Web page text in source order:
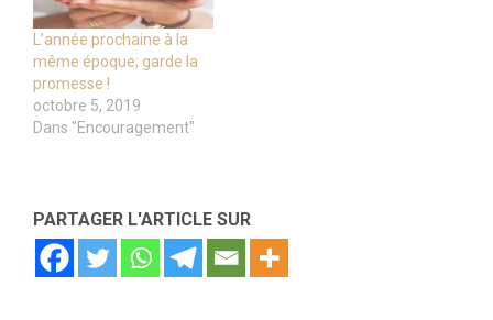
L’année prochaine à la
même époque; garde la
promesse !
octobre 5, 2019
Dans "Encouragement"
PARTAGER L'ARTICLE SUR